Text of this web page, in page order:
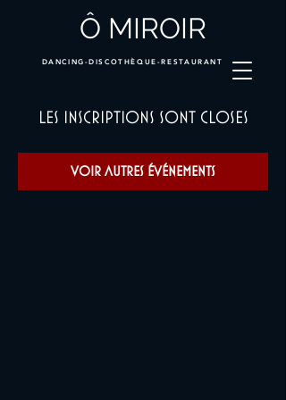
Ô MIROIR
DANCING-DISCOTHÈQUE-RESTAURANT
Les inscriptions sont closes
Voir autres événements